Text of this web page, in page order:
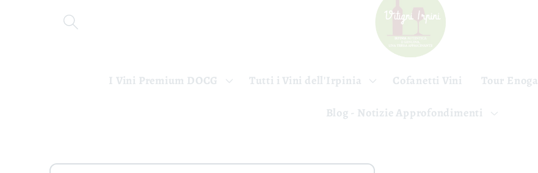
I Vini Premium DOCG Tutti i Vini dell'Irpinia Cofanetti Vini Tour
Blog - Notizie Approfondimenti